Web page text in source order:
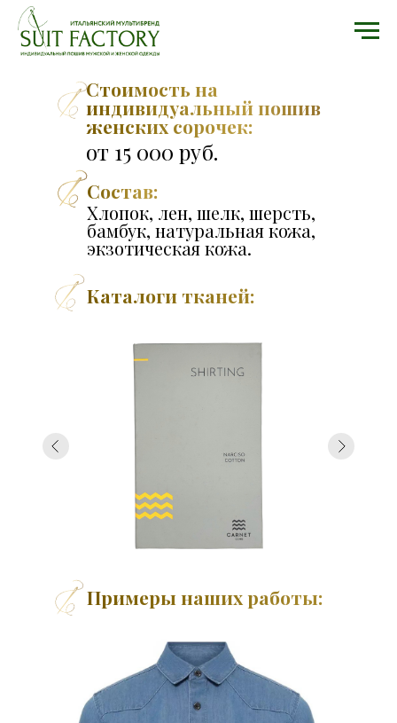
Состав:
Каталоги тканей:
Примеры наших работы:
Хлопок, лен, шелк, шерсть,
бамбук, натуральная кожа,
экзотическая кожа.
Стоимость на
индивидуальный пошив
женских сорочек:
от 15 000 руб.